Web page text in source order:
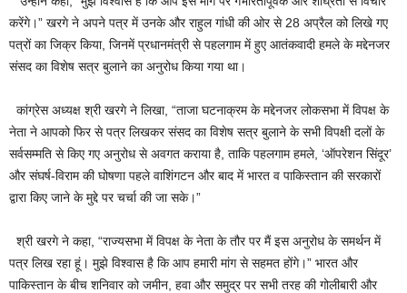
करेंगे।” खरगे ने अपने पत्र में उनके और राहुल गांधी की ओर से 28 अप्रैल को लिखे गए
पत्रों का जिक्र किया, जिनमें प्रधानमंत्री से पहलगाम में हुए आतंकवादी हमले के मद्देनजर
संसद का विशेष सत्र बुलाने का अनुरोध किया गया था।
कांग्रेस अध्यक्ष श्री खरगे ने लिखा, “ताजा घटनाक्रम के मद्देनजर लोकसभा में विपक्ष के
नेता ने आपको फिर से पत्र लिखकर संसद का विशेष सत्र बुलाने के सभी विपक्षी दलों के
सर्वसम्मति से किए गए अनुरोध से अवगत कराया है, ताकि पहलगाम हमले, ‘ऑपरेशन सिंदूर’
और संघर्ष-विराम की घोषणा पहले वाशिंगटन और बाद में भारत व पाकिस्तान की सरकारों
द्वारा किए जाने के मुद्दे पर चर्चा की जा सके।”
श्री खरगे ने कहा, “राज्यसभा में विपक्ष के नेता के तौर पर मैं इस अनुरोध के समर्थन में
पत्र लिख रहा हूं। मुझे विश्वास है कि आप हमारी मांग से सहमत होंगे।” भारत और
पाकिस्तान के बीच शनिवार को जमीन, हवा और समुद्र पर सभी तरह की गोलीबारी और